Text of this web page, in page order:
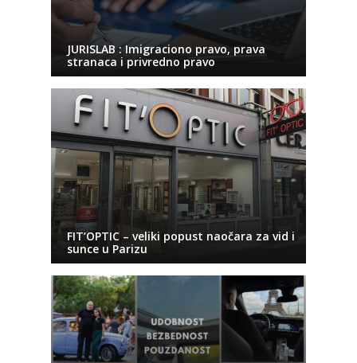
JURISLAB : Imigraciono pravo, prava
stranaca i privredno pravo
FIT’OPTIC – veliki popust naočara za vid i
sunce u Parizu